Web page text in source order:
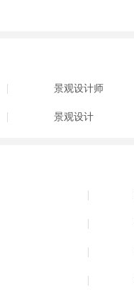
景观设计师
景观设计